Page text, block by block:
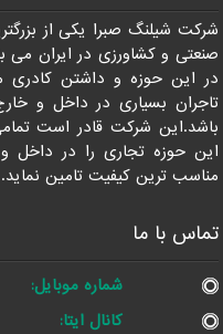
شرکت شیلنگ صبرا یکی از
صنعتی و کشاورزی در ایران
در این حوزه و داشتن کادری
تاجران بسیاری در داخل و
باشد.این شرکت قادر است تمامی
این حوزه تجاری را در داخل
مناسب ترین کیفیت تامین نماید.
تماس با ما
شماره موبایل:
کانال ایتا: